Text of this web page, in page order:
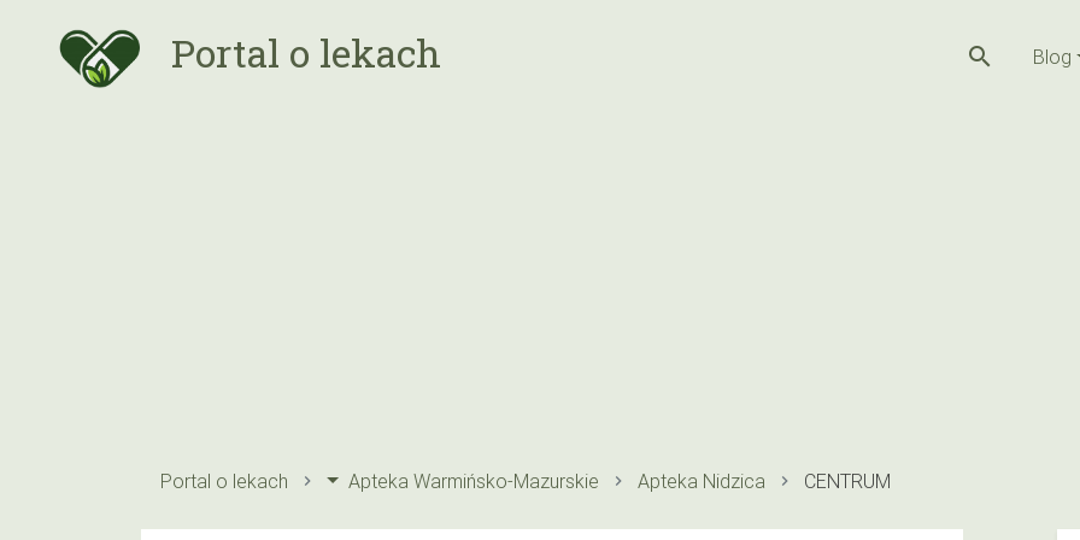
Portal o lekach search Blog
Portal o lekach Apteka Warmińsko-Mazurskie Apteka Nidzica CENTRUM